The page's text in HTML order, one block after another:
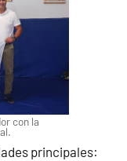
con la
principales: